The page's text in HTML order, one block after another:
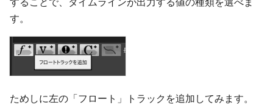
す。
ためしに左の「フロート」トラックを追加してみます。